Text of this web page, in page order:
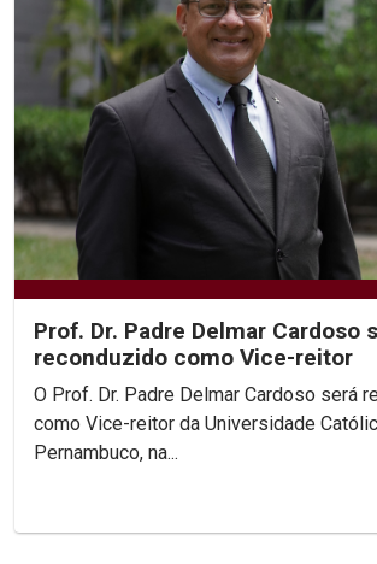
Prof. Dr. Padre Delmar Cardoso
reconduzido como Vice-reitor
O Prof. Dr. Padre Delmar Cardoso será
como Vice-reitor da Universidade
Pernambuco, na...